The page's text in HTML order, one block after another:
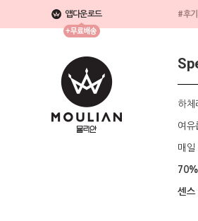
앱다운로드 #후
하체
여유
매일
70%
센스